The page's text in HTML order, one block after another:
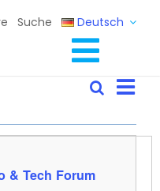
Suche Deutsch
Suche
und
Suche
Liste
& Tech Forum